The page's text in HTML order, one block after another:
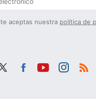
aceptas nuestra política de